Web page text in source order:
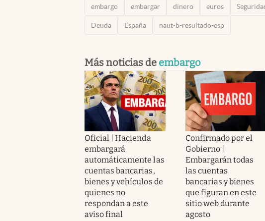
embargo embargar dinero euros
Deuda España naut-b-resultado-esp
Más noticias de embargo
Oficial | Hacienda
embargará
automáticamente las
cuentas bancarias,
bienes y vehículos de
quienes no
respondan a este
aviso final
Confirmado por el
Gobierno |
Embargarán todas
las cuentas
bancarias y bienes
que figuran en este
sitio web durante
agosto